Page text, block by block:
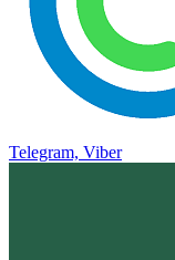
Telegram, Viber